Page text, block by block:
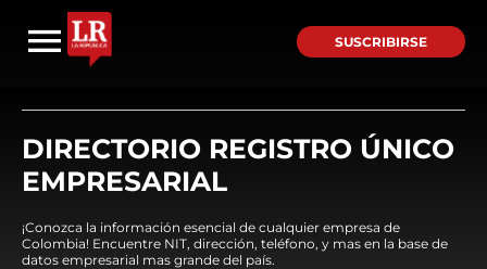
SUSCRIBIRSE
DIRECTORIO REGISTRO ÚNICO
EMPRESARIAL
¡Conozca la información esencial de cualquier empresa de
Colombia! Encuentre NIT, dirección, teléfono, y mas en la base de
datos empresarial mas grande del país.